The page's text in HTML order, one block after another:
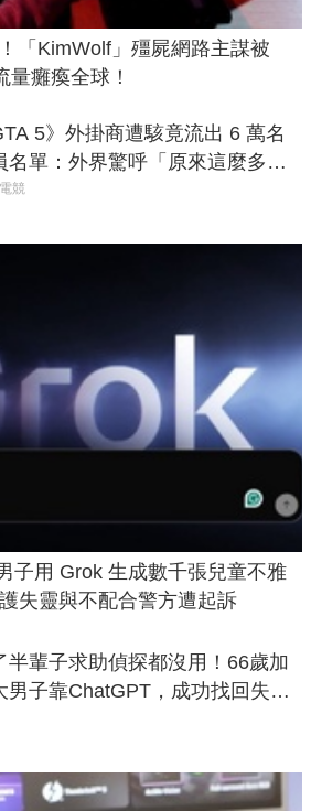
「KimWolf」殭屍網路主謀被
癱瘓全球！
5》外掛商遭駭竟流出 6 萬名
名單：外界驚呼「原來這麼多人
掛！」
競
子用 Grok 生成數千張兒童不雅
失靈與不配合警方遭起訴
半輩子求助偵探都沒用！66歲加
男子靠ChatGPT，成功找回失散